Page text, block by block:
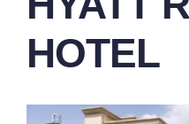
HOTEL